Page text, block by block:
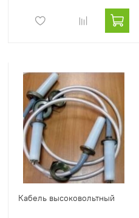
Кабель высоковольтный